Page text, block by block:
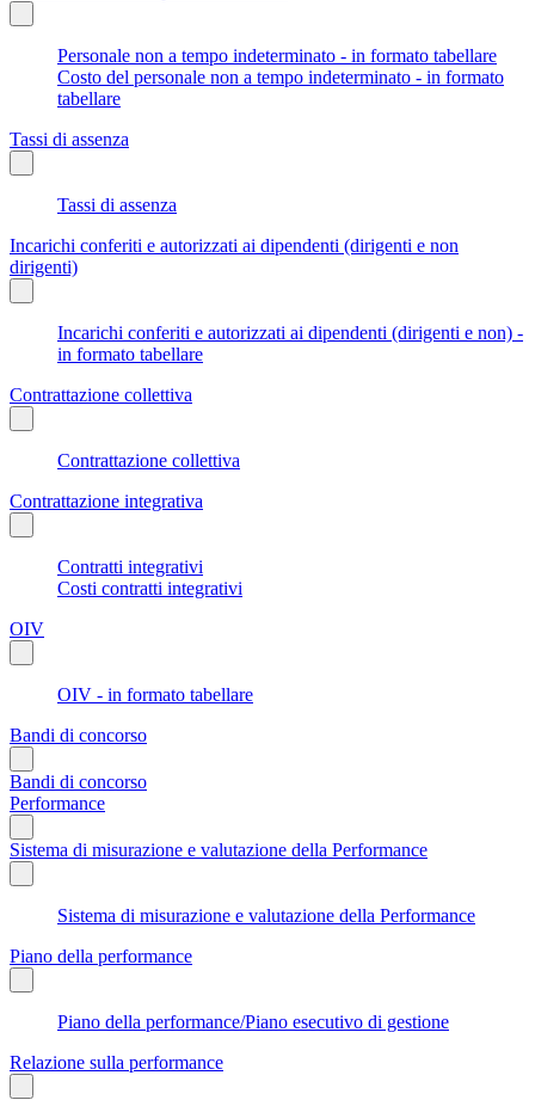
Personale non a tempo indeterminato - in formato tabellare
Costo del personale non a tempo indeterminato - in formato
tabellare
Tassi di assenza
Tassi di assenza
Incarichi conferiti e autorizzati ai dipendenti (dirigenti e non
dirigenti)
Incarichi conferiti e autorizzati ai dipendenti (dirigenti e non) -
in formato tabellare
Contrattazione collettiva
Contrattazione collettiva
Contrattazione integrativa
Contratti integrativi
Costi contratti integrativi
OIV
OIV - in formato tabellare
Bandi di concorso
Bandi di concorso
Performance
Sistema di misurazione e valutazione della Performance
Sistema di misurazione e valutazione della Performance
Piano della performance
Piano della performance/Piano esecutivo di gestione
Relazione sulla performance